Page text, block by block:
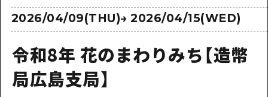
学び・体験
歴史・文化
癒し
宮島周辺
山口県東部
弾丸
山口県東部
愛媛県
島根県
施設の混雑状況のお知らせ
手荷物預かり・配送サービス
広島おもてなしパス
お問い合わせ
事業者・学校関係者の皆さま
2026/04/09(THU)→2026/04/15(WED)
令和8年 花のまわりみち【造幣
局広島支局】